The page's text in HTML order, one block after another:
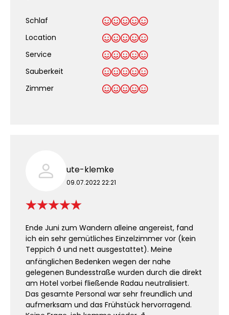
Schlaf
Location
Service
Sauberkeit
Zimmer
ute-klemke
09.07.2022 22:21
Ende Juni zum Wandern alleine angereist, fand
ich ein sehr gemütliches Einzelzimmer vor (kein
Teppich ð und nett ausgestattet). Meine
anfänglichen Bedenken wegen der nahe
gelegenen Bundesstraße wurden durch die direkt
am Hotel vorbei fließende Radau neutralisiert.
Das gesamte Personal war sehr freundlich und
aufmerksam und das Frühstück hervorragend.